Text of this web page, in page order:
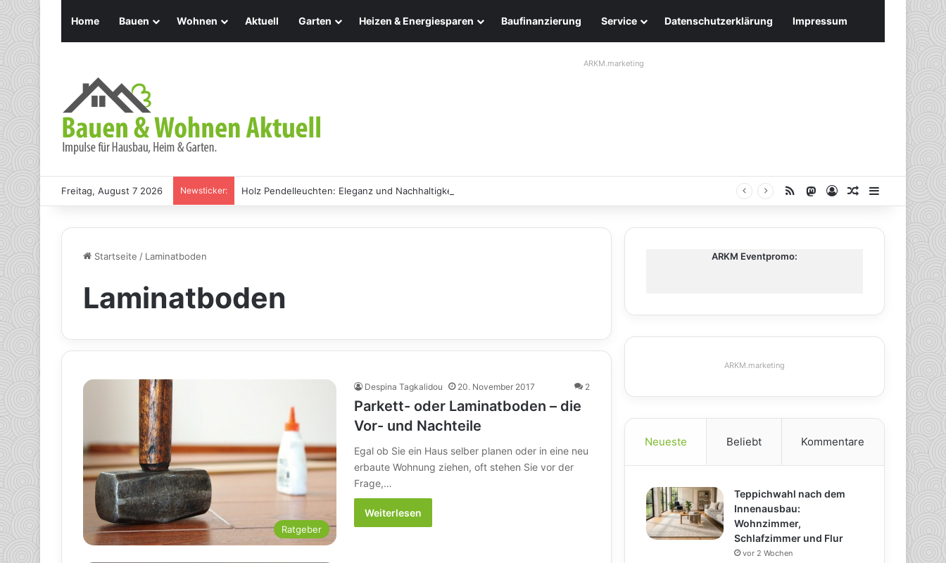
Home Bauen Wohnen Aktuell Garten Heizen & Energiesparen Baufinanzierung Service Datenschutzerklärung Impressum
ARKM.marketing
Freitag, August 7 2026 Newsticker: Holz Pendelleuchten: Eleganz und Nachhaltigkeit für Ihr Zuhause RSS Mastodon
AnmeldenZufälliger
Startseite / Laminatboden
Laminatboden
Ratgeber
Despina Tagkalidou 20. November 2017 2
Parkett- oder Laminatboden – die
Vor- und Nachteile
Egal ob Sie ein Haus selber planen oder in eine neu
erbaute Wohnung ziehen, oft stehen Sie vor der
Frage,…
Weiterlesen
ARKM Eventpromo:
ARKM.marketing
Neueste Beliebt Kommentare
Teppichwahl nach dem
Innenausbau:
Wohnzimmer,
Schlafzimmer und Flur
vor 2 Wochen